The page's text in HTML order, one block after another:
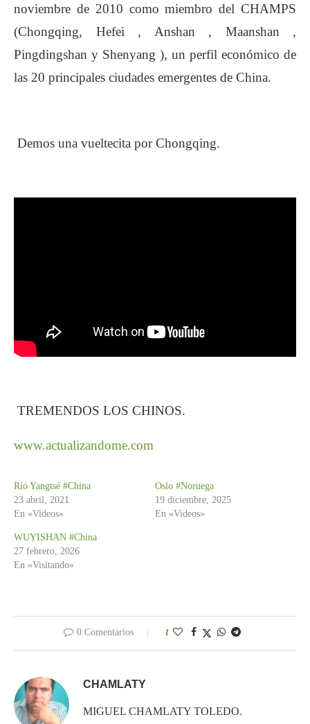
noviembre de 2010 como miembro del CHAMPS
(Chongqing, Hefei , Anshan , Maanshan ,
Pingdingshan y Shenyang ), un perfil económico de
las 20 principales ciudades emergentes de China.
Demos una vueltecita por Chongqing.
TREMENDOS LOS CHINOS.
www.actualizandome.com
Río Yangtsé #China
23 abril, 2021
En «Videos»
Oslo #Noruega
19 diciembre, 2025
En «Videos»
WUYISHAN #China
27 febrero, 2026
En «Visitando»
0 Comentarios 1
CHAMLATY
MIGUEL CHAMLATY TOLEDO.